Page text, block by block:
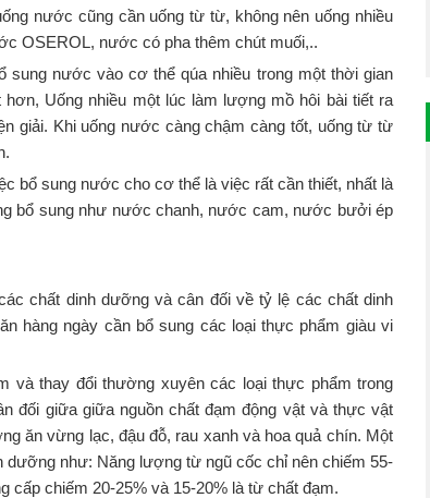
nước cũng cần uống từ từ, không nên uống nhiều
OSEROL, nước có pha thêm chút muối,..
nước vào cơ thể qúa nhiều trong một thời gian
Uống nhiều một lúc làm lượng mồ hôi bài tiết ra
giải. Khi uống nước càng chậm càng tốt, uống từ từ
bổ sung nước cho cơ thể là việc rất cần thiết, nhất là
bổ sung như nước chanh, nước cam, nước bưởi ép
chất dinh dưỡng và cân đối về tỷ lệ các chất dinh
hàng ngày cần bổ sung các loại thực phẩm giàu vi
và thay đổi thường xuyên các loại thực phẩm trong
đối giữa giữa nguồn chất đạm động vật và thực vật
ăn vừng lạc, đậu đỗ, rau xanh và hoa quả chín. Một
như: Năng lượng từ ngũ cốc chỉ nên chiếm 55-
cấp chiếm 20-25% và 15-20% là từ chất đạm.